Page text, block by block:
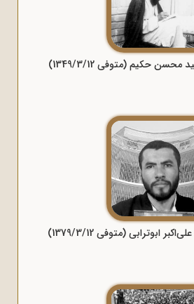
حکیم (متوفی 1349/3/12)
ابوترابی (متوفی 1379/3/12)